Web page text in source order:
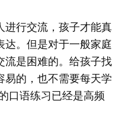
行交流，孩子才能真
达。但是对于一般家庭
流是困难的。给孩子找
易的，也不需要每天学
口语练习已经是高频